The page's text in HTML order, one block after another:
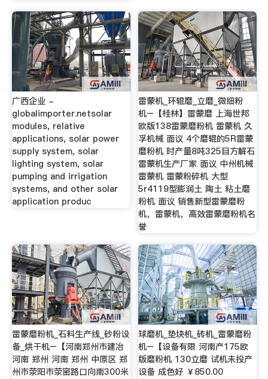
广西企业 -
globalimporter.netsolar
modules, relative
applications, solar power
supply system, solar
lighting system, solar
pumping and irrigation
systems, and other solar
application produc
雷蒙机_环辊磨_立磨_微细粉
机–【桂林】雷蒙磨 上海世邦
欧版138雷蒙磨粉机 雷蒙机 久
孚机械 面议 4个磨辊的5R雷蒙
磨粉机 时产量8吨325目方解石
雷蒙机生产厂家 面议 中州机械
雷蒙机 雷蒙粉碎机 大型
5r4119型膨润土 陶土 粘土磨
粉机 面议 销售新型雷蒙磨粉
机，雷蒙机，高效雷蒙磨粉机名
誉
雷蒙磨粉机_石料生产线_砂粉设
备_烘干机–【河南郑州市建冶
河南 郑州 河南 郑州 中原区 郑
州市荥阳市荥密路口向南300米
球磨机_垫块机_砖机_雷蒙磨粉
机–【设备有限 河南产175欧
版磨粉机 130立磨 试机未投产
设备 成色好 ￥850.00